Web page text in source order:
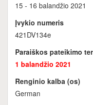
15 - 16 balandžio 2021
Įvykio numeris
421DV134e
Paraiškos pateikimo
1 balandžio 2021
Renginio kalba (os)
German